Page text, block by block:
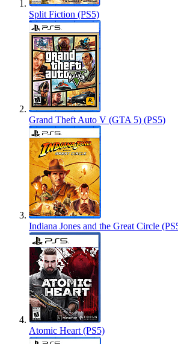
Split Fiction (PS5)
Grand Theft Auto V (GTA 5) (PS5)
Indiana Jones and the Great Circle
Atomic Heart (PS5)